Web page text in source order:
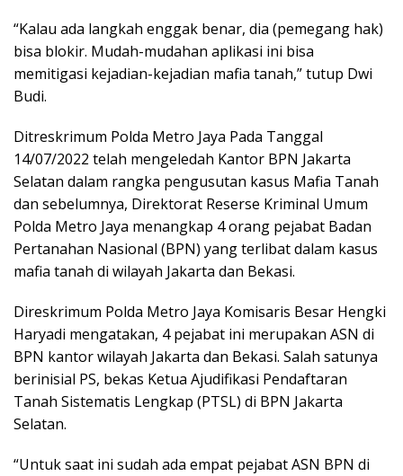
“Kalau ada langkah enggak benar, dia (pemegang hak)
bisa blokir. Mudah-mudahan aplikasi ini bisa
memitigasi kejadian-kejadian mafia tanah,” tutup Dwi
Budi.
Ditreskrimum Polda Metro Jaya Pada Tanggal
14/07/2022 telah mengeledah Kantor BPN Jakarta
Selatan dalam rangka pengusutan kasus Mafia Tanah
dan sebelumnya, Direktorat Reserse Kriminal Umum
Polda Metro Jaya menangkap 4 orang pejabat Badan
Pertanahan Nasional (BPN) yang terlibat dalam kasus
mafia tanah di wilayah Jakarta dan Bekasi.
Direskrimum Polda Metro Jaya Komisaris Besar Hengki
Haryadi mengatakan, 4 pejabat ini merupakan ASN di
BPN kantor wilayah Jakarta dan Bekasi. Salah satunya
berinisial PS, bekas Ketua Ajudifikasi Pendaftaran
Tanah Sistematis Lengkap (PTSL) di BPN Jakarta
Selatan.
“Untuk saat ini sudah ada empat pejabat ASN BPN di